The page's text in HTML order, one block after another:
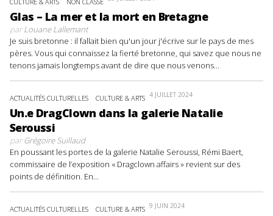
Glas – La mer et la mort en Bretagne
parLouane Lallemant
Je suis bretonne : il fallait bien qu'un jour j'écrive sur le pays de mes
pères. Vous qui connaissez la fierté bretonne, qui savez que nous ne
tenons jamais longtemps avant de dire que nous venons...
ACTUALITÉS CULTURELLES CULTURE & ARTS 4 JUILLET 2024
Un.e DragClown dans la galerie Natalie
Seroussi
parGrégoire Suillaud
En poussant les portes de la galerie Natalie Seroussi, Rémi Baert,
commissaire de l’exposition « Dragclown affairs » revient sur des
points de définition. En...
ACTUALITÉS CULTURELLES CULTURE & ARTS 9 JUIN 2024